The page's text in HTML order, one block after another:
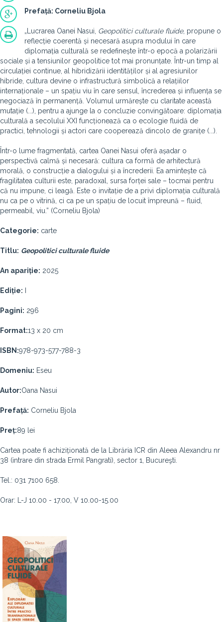
Prefață: Corneliu Bjola
„Lucrarea Oanei Nasui, Geopolitici culturale fluide, propune o
reflecție coerentă și necesară asupra modului în care
diplomația culturală se redefinește într-o epocă a polarizării
sociale și a tensiunilor geopolitice tot mai pronunțate. Într-un timp al
circulației continue, al hibridizării identităților și al agresiunilor
hibride, cultura devine o infrastructură simbolică a relațiilor
internaționale – un spațiu viu în care sensul, încrederea și influența se
negociază în permanență. Volumul urmărește cu claritate această
mutație (...), pentru a ajunge la o concluzie convingătoare: diplomația
culturală a secolului XXI funcționează ca o ecologie fluidă de
practici, tehnologii și actori care cooperează dincolo de granițe (...).
Într-o lume fragmentată, cartea Oanei Nasui oferă așadar o
perspectivă calmă și necesară: cultura ca formă de arhitectură
morală, o construcție a dialogului și a încrederii. Ea amintește că
fragilitatea culturii este, paradoxal, sursa forței sale – tocmai pentru
că nu impune, ci leagă. Este o invitație de a privi diplomația culturală
nu ca pe o vitrină, ci ca pe un spațiu de locuit împreună – fluid,
permeabil, viu.” (Corneliu Bjola)
Categorie: carte
Titlu: Geopolitici culturale fluide
An apariție: 2025
Ediție:
Pagini: 296
Format:13 x 20 cm
ISBN:978-973-577-788-3
Domeniu: Eseu
Autor:Oana Nasui
Prefață: Corneliu Bjola
Preț:89 lei
Cartea poate fi achiziționată de la Librăria ICR din Aleea Alexandru nr
38 (intrare din strada Ermil Pangrati), sector 1, Bucureşti.
Tel.: 031 7100 658.
Orar: L-J 10.00 - 17.00, V 10.00-15.00